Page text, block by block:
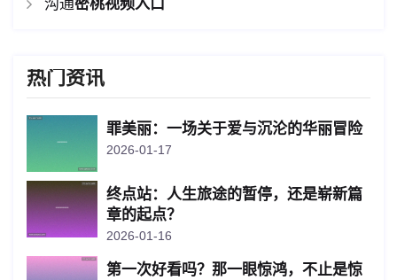
沟通密桃视频入口
热门资讯
罪美丽：一场关于爱与沉沦的华丽冒险
2026-01-17
终点站：人生旅途的暂停，还是崭新篇
章的起点？
2026-01-16
第一次好看吗？那一眼惊鸿，不止是惊